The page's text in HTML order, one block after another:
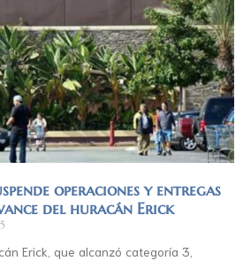
operaciones y entregas
del huracán Erick
Erick, que alcanzó categoría 3,